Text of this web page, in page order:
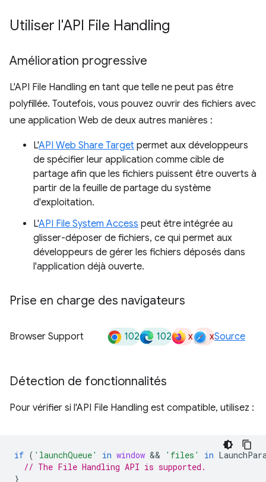
Utiliser l'API File Handling
Amélioration progressive
L'API File Handling en tant que telle ne peut pas être
polyfillée. Toutefois, vous pouvez ouvrir des fichiers avec
une application Web de deux autres manières :
L'API Web Share Target permet aux développeurs
de spécifier leur application comme cible de
partage afin que les fichiers puissent être ouverts à
partir de la feuille de partage du système
d'exploitation.
L'API File System Access peut être intégrée au
glisser-déposer de fichiers, ce qui permet aux
développeurs de gérer les fichiers déposés dans
l'application déjà ouverte.
Prise en charge des navigateurs
Browser Support 102 102 x xSource
Détection de fonctionnalités
Pour vérifier si l'API File Handling est compatible, utilisez :
if ( 'launchQueue' in window && 'files' in
// The File Handling API is supported.
}